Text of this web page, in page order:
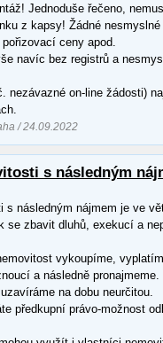
Jednoduše řečeno,
z kapsy! Žádné
ceny apod.
navíc bez registrů a
nezávazné on-line žádosti)
/ 24.09.2022
s následným
s následným nájmem je ve
se zbavit dluhů, exekucí a
vykoupíme,
a následně pronajmeme.
na dobu neurčitou.
předkupní právo-možnost